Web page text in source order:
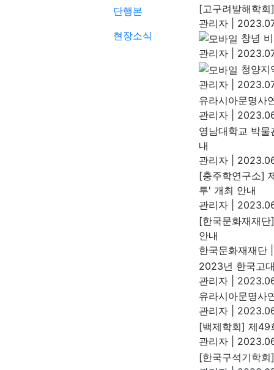
단행본
현장소식
[고구려발해학
관리자
창녕
관리자
청양지
관리자
유라시아문명사
관리자
영남대학교 박
내
관리자
[충주학연구소]
투' 개최 안내
관리자
[한국문화재재
안내
한국문화재재단
2023년 한국고
관리자
유라시아문명사
관리자
[백제학회] 제49
관리자
[한국구석기학